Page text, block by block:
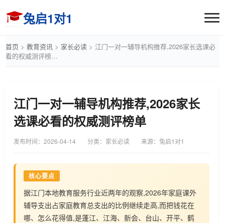
兔启1对1
首页 > 教育资讯 > 家长必读 > 江门一对一辅导机构推荐,2026家长选课必
看的权威测评榜…
江门一对一辅导机构推荐,2026家长
选课必看的权威测评榜单
发布时间： 2026-04-14 分类：家长必读 来源：兔启1对1
核心要点
据江门本地教育服务行业近两年的观察,2026年家庭课外
辅导支出占家庭教育总支出的比例继续走高,而把钱花在
哪、怎么花得值,是蓬江、江海、新会、台山、开平、鹤